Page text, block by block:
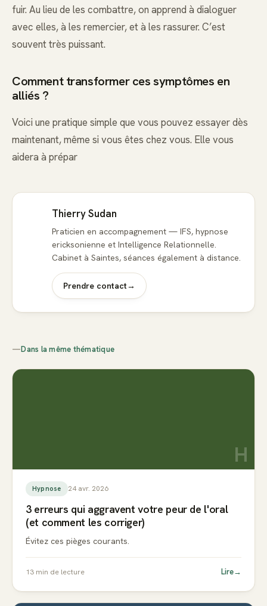
fuir. Au lieu de les combattre, on apprend à dialoguer
avec elles, à les remercier, et à les rassurer. C’est
souvent très puissant.
Comment transformer ces symptômes en
alliés ?
Voici une pratique simple que vous pouvez essayer dès
maintenant, même si vous êtes chez vous. Elle vous
aidera à prépar
Thierry Sudan
Praticien en accompagnement — IFS, hypnose
ericksonienne et Intelligence Relationnelle.
Cabinet à Saintes, séances également à distance.
Prendre contact→
—Dans la même thématique
H
Hypnose 24 avr. 2026
3 erreurs qui aggravent votre peur de l'oral
(et comment les corriger)
Évitez ces pièges courants.
13 min de lecture Lire→